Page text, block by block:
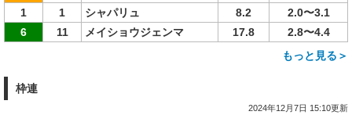
1
1 シャパリュ 8.2
2.0〜3.1
6
11 メイショウジェンマ 17.8
2.8〜4.4
もっと見る＞
枠連
2024年12月7日 15:10更新